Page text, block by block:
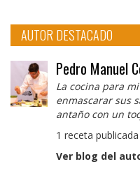
AUTOR DESTACADO
Pedro Manuel
La cocina para
enmascarar sus
antaño con un
1 receta publicada
Ver blog del